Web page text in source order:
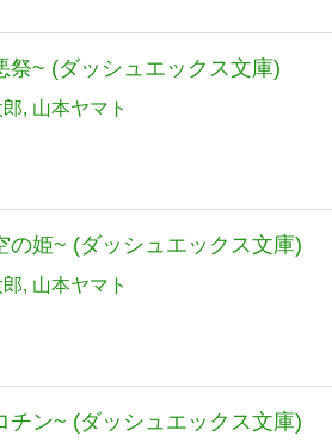
祭~ (ダッシュエックス文庫)
郎 山本ヤマト
の姫~ (ダッシュエックス文庫)
郎 山本ヤマト
チン~ (ダッシュエックス文庫)